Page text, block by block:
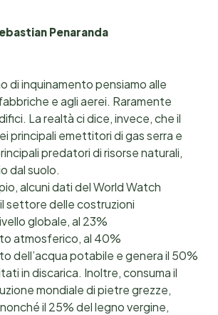
Penaranda
di inquinamento pensiamo alle
e agli aerei. Raramente
La realtà ci dice, invece, che il
principali emettitori di gas serra e
predatori di risorse naturali,
dal suolo.
alcuni dati del World Watch
settore delle costruzioni
globale, al 23%
atmosferico, al 40%
dell’acqua potabile e genera il 50%
in discarica. Inoltre, consuma il
mondiale di pietre grezze,
il 25% del legno vergine,